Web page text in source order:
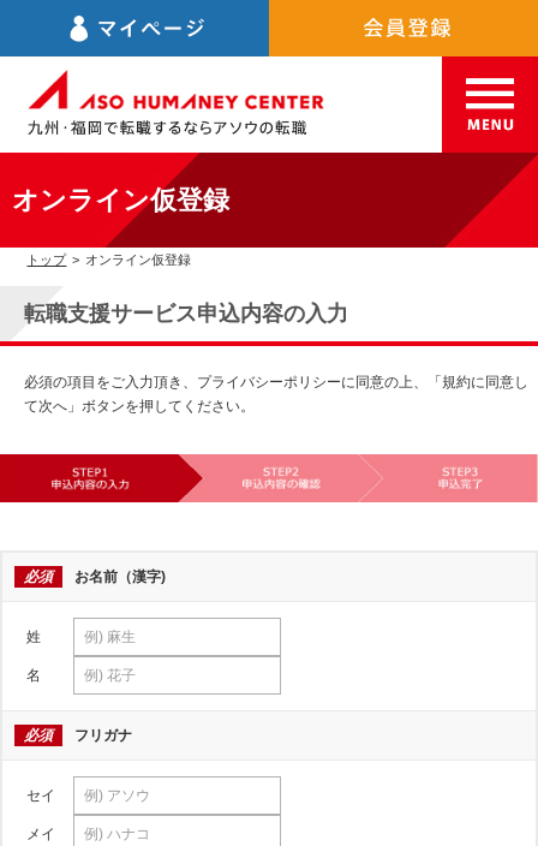
オンライン仮登録
トップ > オンライン仮登録
転職支援サービス申込内容の入力
必須の項目をご入力頂き、プライバシーポリシーに同意の上、「規約に同意し
て次へ」ボタンを押してください。
必須 お名前（漢字)
姓
名
必須 フリガナ
セイ
メイ